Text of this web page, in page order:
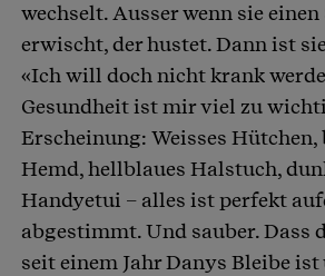
wechselt. Ausser wenn sie
erwischt, der hustet. Dann ist
«Ich will doch nicht krank
Gesundheit ist mir viel zu
Erscheinung: Weisses Hütchen,
Hemd, hellblaues Halstuch,
Handyetui – alles ist perfekt
abgestimmt. Und sauber. Dass
seit einem Jahr Danys Bleibe